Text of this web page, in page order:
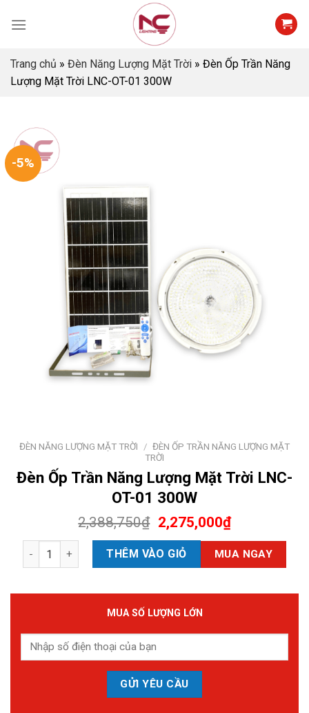
Trang chủ » Đèn Năng Lượng Mặt Trời » Đèn Ốp Trần Năng
Lượng Mặt Trời LNC-OT-01 300W
-5%
ĐÈN NĂNG LƯỢNG MẶT TRỜI / ĐÈN ỐP TRẦN NĂNG LƯỢNG MẶT
TRỜI
Đèn Ốp Trần Năng Lượng Mặt Trời LNC-
OT-01 300W
2,388,750₫ 2,275,000₫
Đèn Ốp Trần Năng Lượng Mặt Trời LNC-OT-01 300W số
THÊM VÀO GIỎ MUA NGAY
MUA SỐ LƯỢNG LỚN